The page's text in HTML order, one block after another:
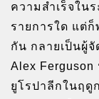
ความสำเร็จใน
รายการใด แต่
กัน กลายเป็นผู้
Alex
ยูโรปาลีกในฤดู